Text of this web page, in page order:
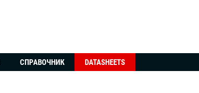
СПРАВОЧНИК DATASHEETS